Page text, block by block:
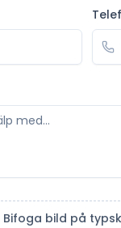
Bifoga bild på